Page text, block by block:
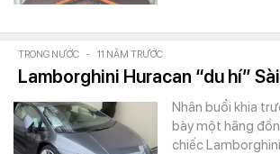
TRONG NƯỚC - 11 NĂM TRƯỚC
Lamborghini Huracan “du hí”
Nhân buổi khia
bày một hãng
chiếc